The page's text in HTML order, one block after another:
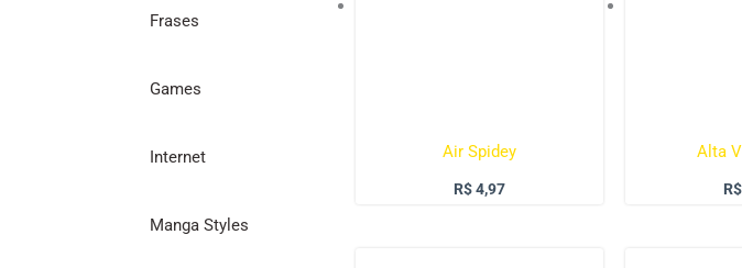
Frases
Games
Internet
Manga Styles
Air Spidey
R$4,97
Alta
R$